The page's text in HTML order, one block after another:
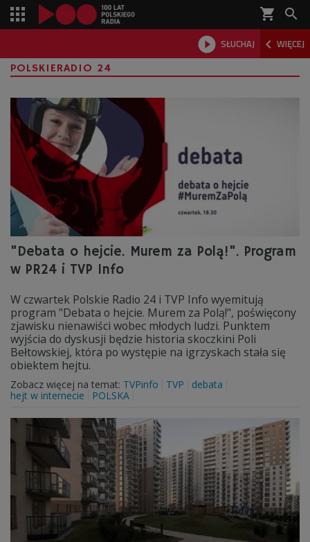
shopping_cart 
 SŁUCHAJ  WIĘCEJ

POLSKIERADIO 24
"Debata o hejcie. Murem za Polą!". Program
w PR24 i TVP Info
W czwartek Polskie Radio 24 i TVP Info wyemitują
program "Debata o hejcie. Murem za Polą!", poświęcony
zjawisku nienawiści wobec młodych ludzi. Punktem
wyjścia do dyskusji będzie historia skoczkini Poli
Bełtowskiej, która po występie na igrzyskach stała się
obiektem hejtu.
Zobacz więcej na temat: TVPinfo TVP
debata
hejt w internecie
POLSKA